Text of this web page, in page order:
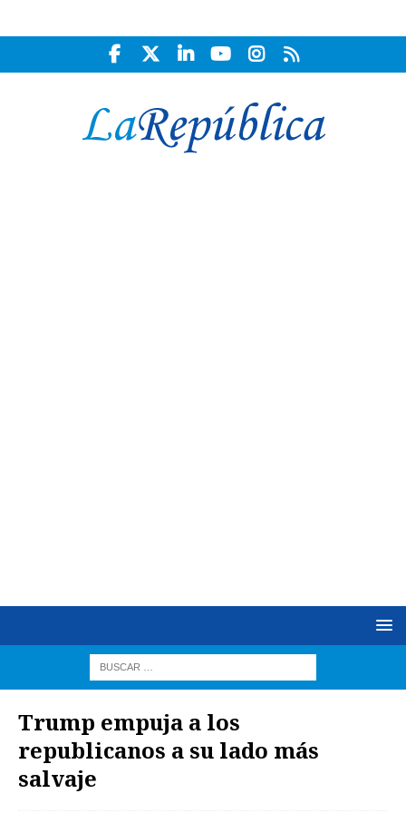
Trump empuja a los
republicanos a su lado más
salvaje